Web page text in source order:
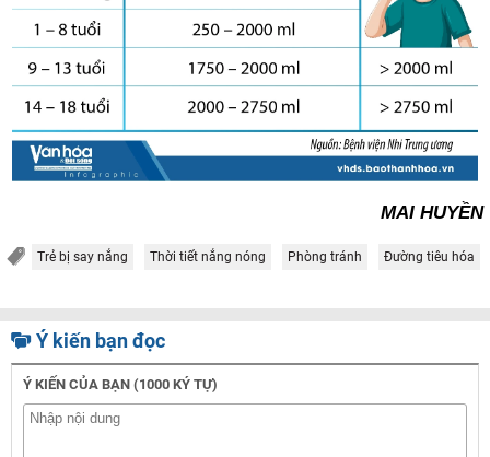
MAI HUYỀN
Trẻ bị say nắng Thời tiết nắng nóng Phòng tránh Đường tiêu hóa
Ý kiến bạn đọc
Ý KIẾN CỦA BẠN (1000 KÝ TỰ)